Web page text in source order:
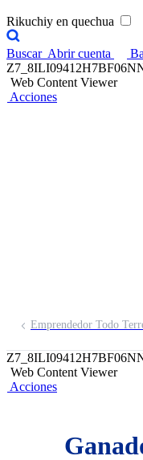
Rikuchiy en quechua
Buscar Abrir cuenta
Web Content Viewer
Acciones
Emprendedor Todo
Web Content Viewer
Acciones